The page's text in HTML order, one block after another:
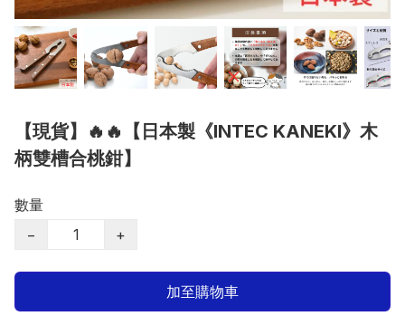
【現貨】🔥🔥【日本製《INTEC KANEKI》木
柄雙槽合桃鉗】
數量
−
+
加至購物車